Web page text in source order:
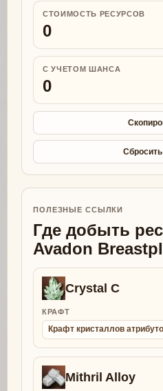
СТОИМОСТЬ РЕСУРСОВ
0
С УЧЕТОМ ШАНСА
0
ПОЛЕЗНЫЕ ССЫЛКИ
Где добыть
Avadon
Crystal C
КРАФТ
Крафт кристаллов
Mithril Alloy